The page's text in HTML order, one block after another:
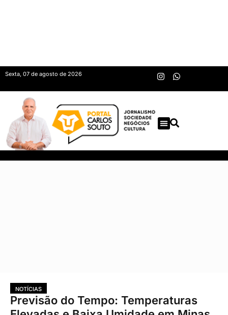
Sexta, 07 de agosto de 2026
NOTÍCIAS
Previsão do Tempo: Temperaturas